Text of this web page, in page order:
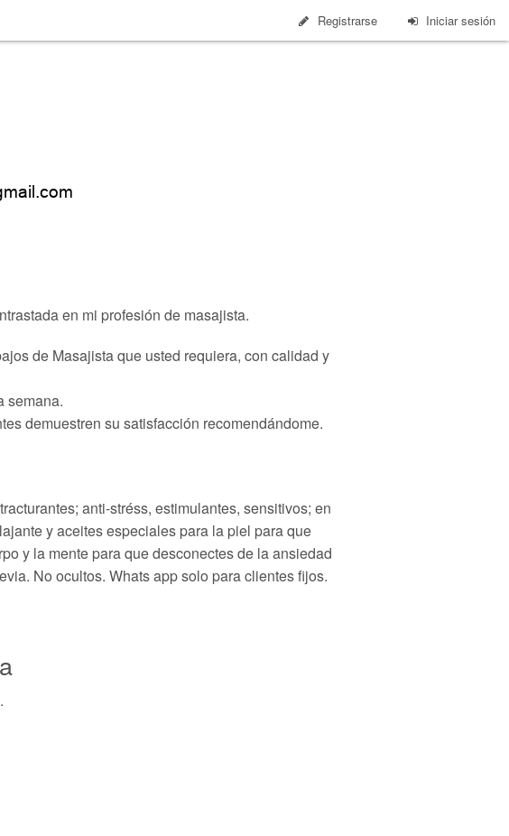
Registrarse Iniciar sesión
en mi profesión de masajista.
de Masajista que usted requiera, con calidad y
semana.
demuestren su satisfacción recomendándome.
anti-stréss, estimulantes, sensitivos; en
y aceites especiales para la piel para que
y la mente para que desconectes de la ansiedad
No ocultos. Whats app solo para clientes fijos.